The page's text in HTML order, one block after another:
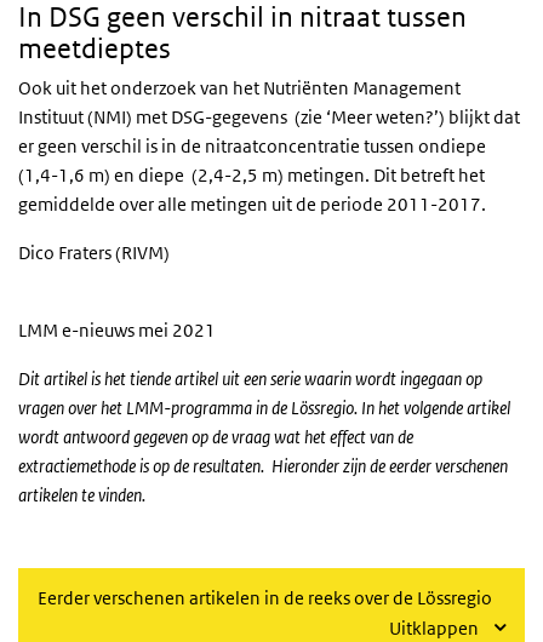
In DSG geen verschil in nitraat tussen
meetdieptes
Ook uit het onderzoek van het Nutriënten Management
Instituut (NMI) met DSG-gegevens (zie ‘Meer weten?’) blijkt dat
er geen verschil is in de nitraatconcentratie tussen ondiepe
(1,4-1,6 m) en diepe (2,4-2,5 m) metingen. Dit betreft het
gemiddelde over alle metingen uit de periode 2011-2017.
Dico Fraters (RIVM)
LMM e-nieuws mei 2021
Dit artikel is het tiende artikel uit een serie waarin wordt ingegaan op
vragen over het LMM-programma in de Lössregio. In het volgende artikel
wordt antwoord gegeven op de vraag wat het effect van de
extractiemethode is op de resultaten. Hieronder zijn de eerder verschenen
artikelen te vinden.
Eerder verschenen artikelen in de reeks over de Lössregio
Uitklappen